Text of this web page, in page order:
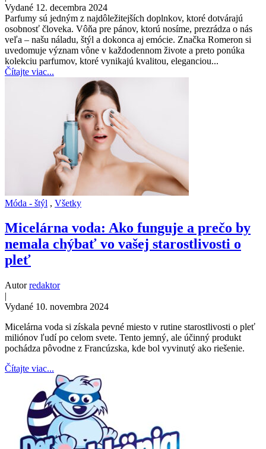
Vydané 12. decembra 2024
Parfumy sú jedným z najdôležitejších doplnkov, ktoré dotvárajú
osobnosť človeka. Vôňa pre pánov, ktorú nosíme, prezrádza o nás
veľa – našu náladu, štýl a dokonca aj emócie. Značka Romeron si
uvedomuje význam vône v každodennom živote a preto ponúka
kolekciu parfumov, ktoré vynikajú kvalitou, eleganciou...
Čítajte viac...
Móda - štýl , Všetky
Micelárna voda: Ako funguje a prečo by
nemala chýbať vo vašej starostlivosti o
pleť
Autorredaktor
|
Vydané 10. novembra 2024
Micelárna voda si získala pevné miesto v rutine starostlivosti o pleť
miliónov ľudí po celom svete. Tento jemný, ale účinný produkt
pochádza pôvodne z Francúzska, kde bol vyvinutý ako riešenie.
Čítajte viac...